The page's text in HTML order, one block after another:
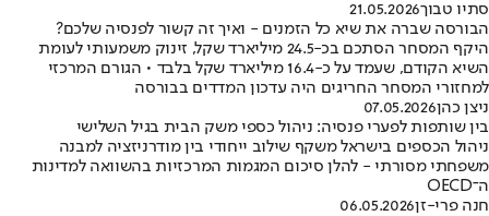
סתיו טבוך21.05.2026
הבורסה שברה את שיא כל הזמנים - ואיך זה קשור לפנסיה שלכם?
היקף המסחר הסתכם בכ-24.5 מיליארד שקל, זינוק משמעותי לעומת
השיא הקודם, שעמד על כ-16.4 מיליארד שקל בלבד • הגורם המרכזי
למחזורי המסחר החריגים היה עדכון המדדים בבורסה
ניצן כהן07.05.2026
בין שותפות לפערי פנסיה: ניהול כספי משק הבית בגיל השלישי
ניהול הכספים בישראל משקף שילוב ייחודי בין מודרניזציה למבנה
משפחתי מסורתי - להלן סיכום המגמות המרכזיות בהשוואה למדינות
ה־OECD
חנה פרי-זן06.05.2026